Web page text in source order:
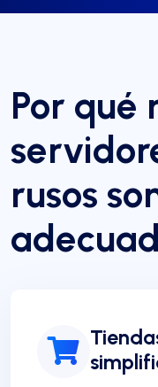
Por qué
rusos